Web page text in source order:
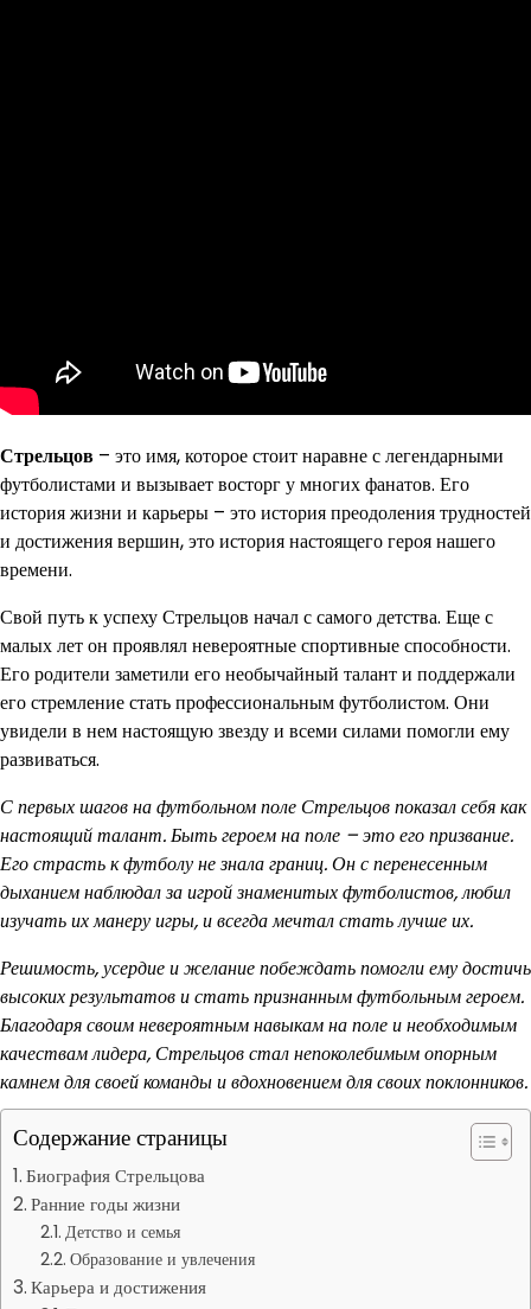
Стрельцов – это имя, которое стоит наравне с легендарными
футболистами и вызывает восторг у многих фанатов. Его
история жизни и карьеры – это история преодоления трудностей
и достижения вершин, это история настоящего героя нашего
времени.
Свой путь к успеху Стрельцов начал с самого детства. Еще с
малых лет он проявлял невероятные спортивные способности.
Его родители заметили его необычайный талант и поддержали
его стремление стать профессиональным футболистом. Они
увидели в нем настоящую звезду и всеми силами помогли ему
развиваться.
С первых шагов на футбольном поле Стрельцов показал себя как
настоящий талант. Быть героем на поле – это его призвание.
Его страсть к футболу не знала границ. Он с перенесенным
дыханием наблюдал за игрой знаменитых футболистов, любил
изучать их манеру игры, и всегда мечтал стать лучше их.
Решимость, усердие и желание побеждать помогли ему достичь
высоких результатов и стать признанным футбольным героем.
Благодаря своим невероятным навыкам на поле и необходимым
качествам лидера, Стрельцов стал непоколебимым опорным
камнем для своей команды и вдохновением для своих поклонников.
Содержание страницы
Биография Стрельцова
Ранние годы жизни
Детство и семья
Образование и увлечения
Карьера и достижения